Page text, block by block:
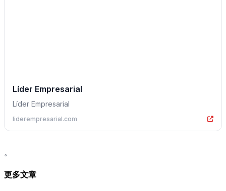
Líder Empresarial
Líder Empresarial
liderempresarial.com
。
更多文章